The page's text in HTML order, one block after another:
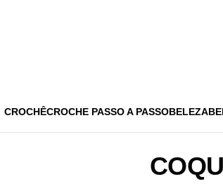
CROCHÊCROCHE PASSO A PASSOBELEZA